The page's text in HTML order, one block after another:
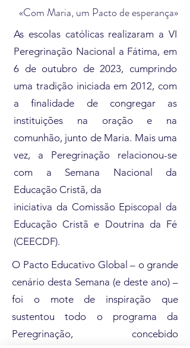
«Com Maria, um Pacto de esperança»
As escolas católicas realizaram a VI
Peregrinação Nacional a Fátima, em
6 de outubro de 2023, cumprindo
uma tradição iniciada em 2012, com
a finalidade de congregar as
instituições na oração e na
comunhão, junto de Maria. Mais uma
vez, a Peregrinação relacionou-se
com a Semana Nacional da
Educação Cristã, da
iniciativa da Comissão Episcopal da
Educação Cristã e Doutrina da Fé
(CEECDF).
O Pacto Educativo Global – o grande
cenário desta Semana (e deste ano) –
foi o mote de inspiração que
sustentou todo o programa da
Peregrinação, concebido